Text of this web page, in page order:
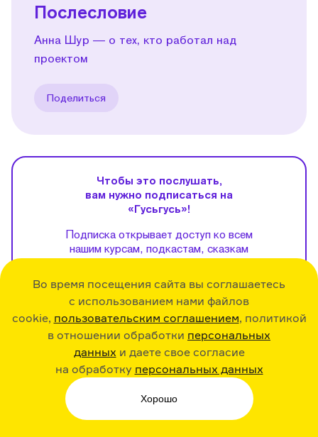
Во время посещения сайта вы соглашаетесь
с использованием нами файлов
cookie, пользовательским соглашением, политикой
в отношении обработки персональных
данных и даете свое согласие
на обработку персональных данных
Хорошо
Послесловие
Анна Шур — о тех, кто работал над
проектом
Поделиться
Чтобы это послушать,
вам нужно подписаться на
«Гусьгусь»!
Подписка открывает доступ ко всем
нашим курсам, подкастам, сказкам
и стихам, а еще — помогает нам
новые интересные проекты.
Стоимость подписки — 299 ₽ в месяц
или 1999 ₽ в год.
Если у вас уже есть подписка,